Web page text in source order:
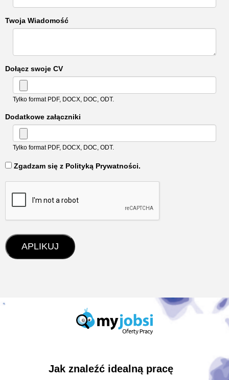
Twoja Wiadomość
Dołącz swoje CV
Tylko format PDF, DOCX, DOC, ODT.
Dodatkowe załączniki
Tylko format PDF, DOCX, DOC, ODT.
‏‏‎ ‎Zgadzam się z Polityką Prywatności.
Jak znaleźć idealną pracę